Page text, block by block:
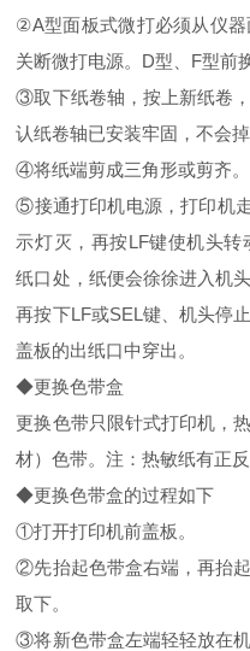
②A型面板式微打必须从仪
关断微打电源。D型、F型前
③取下纸卷轴，按上新纸卷
认纸卷轴已安装牢固，不会掉
④将纸端剪成三角形或剪齐。
⑤接通打印机电源，打印机
示灯灭，再按LF键使机头
纸口处，纸便会徐徐进入机
再按下LF或SEL键、机头停
盖板的出纸口中穿出。
◆更换色带盒
更换色带只限针式打印机，
材）色带。注：热敏纸有正
◆更换色带盒的过程如下
①打开打印机前盖板。
②先抬起色带盒右端，再抬
取下。
③将新色带盒左端轻轻放在